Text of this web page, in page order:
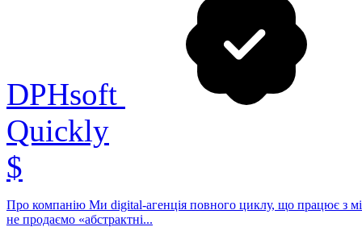
DPHsoft
Quickly
$
Про компанію Ми digital-агенція повного циклу, що працює з
не продаємо «абстрактні...